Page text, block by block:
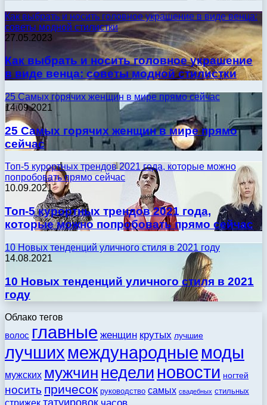
Как выбрать и носить головное украшение в виде венца:
советы модной стилистки
27.05.2023
Как выбрать и носить головное украшение
в виде венца: советы модной стилистки
25 Самых горячих женщин в мире прямо сейчас
14.09.2021
25 Самых горячих женщин в мире прямо
сейчас
Топ-5 курортных трендов 2021 года, которые можно
попробовать прямо сейчас
10.09.2021
Топ-5 курортных трендов 2021 года,
которые можно попробовать прямо сейчас
10 Новых тенденций уличного стиля в 2021 году
14.08.2021
10 Новых тенденций уличного стиля в 2021
году
Облако тегов
волос главные женщин крутых лучшие
лучших международные моды
мужских мужчин недели новости ногтей
носить причесок руководство самых свадебных стильных
стрижек